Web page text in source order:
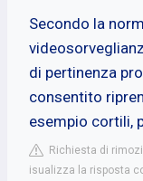
Secondo la
di pertinenza
consentito
esempio cortili,
Richiesta di
isualizza la risposta